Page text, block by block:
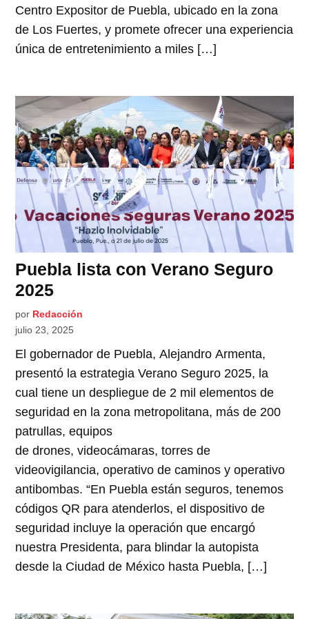
Centro Expositor de Puebla, ubicado en la zona
de Los Fuertes, y promete ofrecer una experiencia
única de entretenimiento a miles […]
Puebla lista con Verano Seguro
2025
por Redacción
julio 23, 2025
El gobernador de Puebla, Alejandro Armenta,
presentó la estrategia Verano Seguro 2025, la
cual tiene un despliegue de 2 mil elementos de
seguridad en la zona metropolitana, más de 200
patrullas, equipos
de drones, videocámaras, torres de
videovigilancia, operativo de caminos y operativo
antibombas. “En Puebla están seguros, tenemos
códigos QR para atenderlos, el dispositivo de
seguridad incluye la operación que encargó
nuestra Presidenta, para blindar la autopista
desde la Ciudad de México hasta Puebla, […]